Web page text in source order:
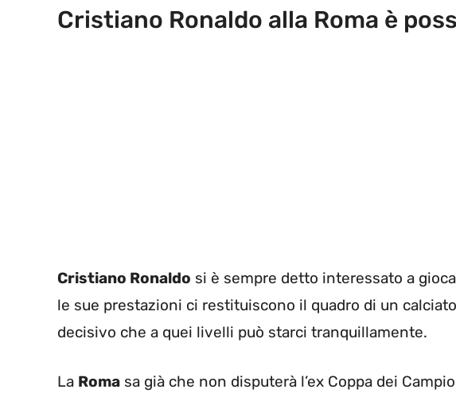
Cristiano Ronaldo alla Roma è
Cristiano Ronaldo si è sempre detto interessato a
le sue prestazioni ci restituiscono il quadro di un
decisivo che a quei livelli può starci tranquillamente.
La Roma sa già che non disputerà l’ex Coppa dei